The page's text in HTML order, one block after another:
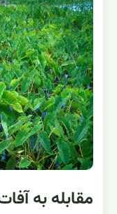
مقابله به